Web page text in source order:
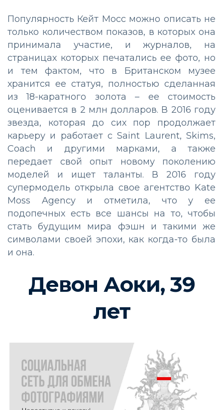
Популярность Кейт Мосс можно описать не
только количеством показов, в которых она
принимала участие, и журналов, на
страницах которых печатались ее фото, но
и тем фактом, что в Британском музее
хранится ее статуя, полностью сделанная
из 18-каратного золота – ее стоимость
оценивается в 2 млн долларов. В 2016 году
звезда, которая до сих пор продолжает
карьеру и работает с Saint Laurent, Skims,
Coach и другими марками, а также
передает свой опыт новому поколению
моделей и ищет таланты. В 2016 году
супермодель открыла свое агентство Kate
Moss Agency и отметила, что у ее
подопечных есть все шансы на то, чтобы
стать будущим мира фэшн и такими же
символами своей эпохи, как когда-то была
и она.
Девон Аоки, 39
лет